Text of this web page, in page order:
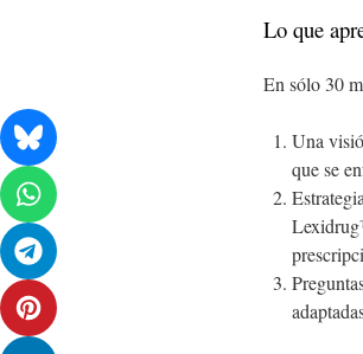
Lo que
En sólo 30
Una
que se